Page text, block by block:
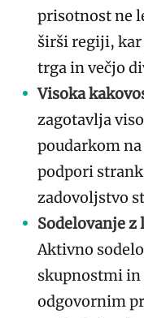
prisotnost ne
širši regiji, kar
trga in večjo
Visoka
zagotavlja
poudarkom
podpori
zadovoljstvo
Sodelovanje
Aktivno
skupnostmi in
odgovornim